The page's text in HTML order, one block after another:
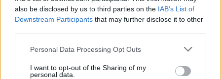
also be disclosed by us to third parties on the IAB’s List of
Downstream Participants that may further disclose it to other
Personal Data Processing Opt Outs
I want to opt-out of the Sharing of my
personal data.
τεκνοποιεί μετά τα 35.
περισσότερα, τόσο το καλύτερο;
Η απάντηση είναι ναι! Πάντως, μία γυναίκα 30-
37 ετών αν βγάλει 15 ωάρια, θα φυλαχθούν τα